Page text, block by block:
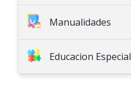
Arts & Crafts
Manualidades
Educacion Especial